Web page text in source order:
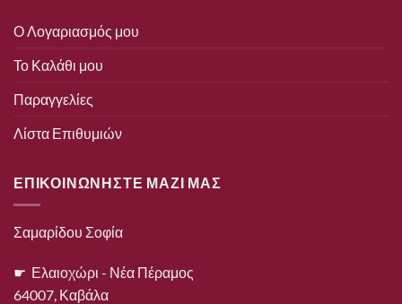
Ο Λογαριασμός μου
Το Καλάθι μου
Παραγγελίες
Λίστα Επιθυμιών
ΕΠΙΚΟΙΝΩΝΗΣΤΕ ΜΑΖΙ ΜΑΣ
Σαμαρίδου Σοφία
☛ Ελαιοχώρι - Νέα Πέραμος
64007, Καβάλα